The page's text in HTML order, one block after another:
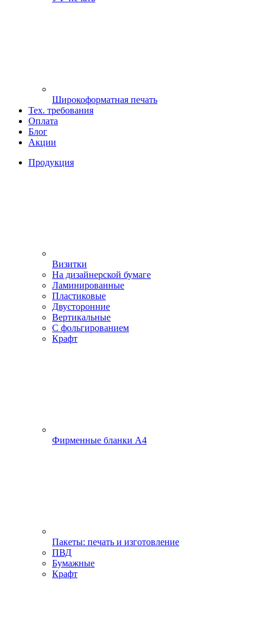
Широкоформатная печать
Тех. требования
Оплата
Блог
Акции
Продукция
Визитки
На дизайнерской бумаге
Ламинированные
Пластиковые
Двусторонние
Вертикальные
С фольгированием
Крафт
Фирменные бланки А4
Пакеты: печать и изготовление
ПВД
Бумажные
Крафт